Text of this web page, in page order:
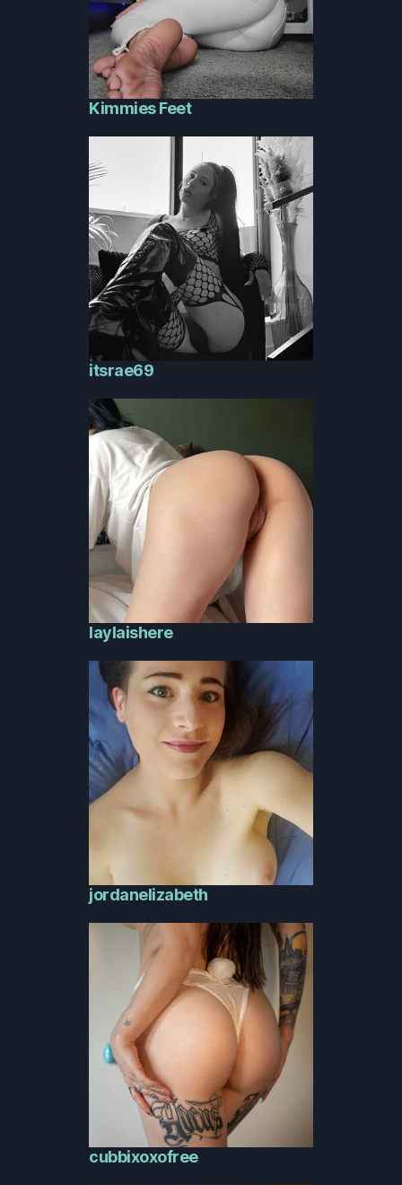
Kimmies Feet
itsrae69
laylaishere
jordanelizabeth
cubbixoxofree